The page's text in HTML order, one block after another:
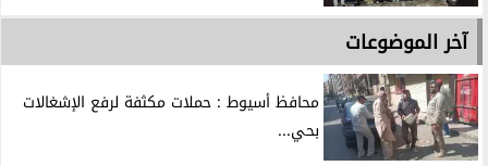
آخر الموضوعات
محافظ أسيوط : حملات مكثفة لرفع الإشغالات
بحي...